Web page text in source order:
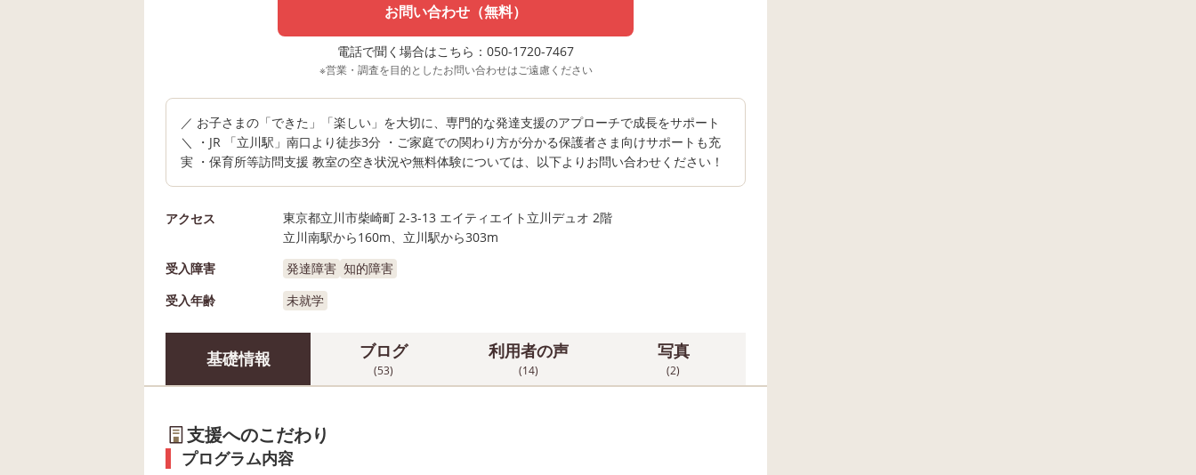
お問い合わせ（無料）
電話で聞く場合はこちら：050-1720-7467
※営業・調査を目的としたお問い合わせはご遠慮ください
／ お子さまの「できた」「楽しい」を大切に、専門的な発達支援のアプローチで成長をサポート
＼ ・JR 「立川駅」南口より徒歩3分 ・ご家庭での関わり方が分かる保護者さま向けサポートも充
実 ・保育所等訪問支援 教室の空き状況や無料体験については、以下よりお問い合わせください！
アクセス
東京都立川市柴崎町 2-3-13 エイティエイト立川デュオ 2階
立川南駅から160m、立川駅から303m
受入障害
発達障害 知的障害
受入年齢
未就学
基礎情報 ブログ
(53)
利用者の声
(14)
写真
(2)
支援へのこだわり
プログラム内容